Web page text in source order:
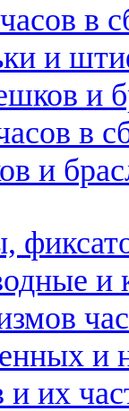
в
и
и
в
и
и
и
и их